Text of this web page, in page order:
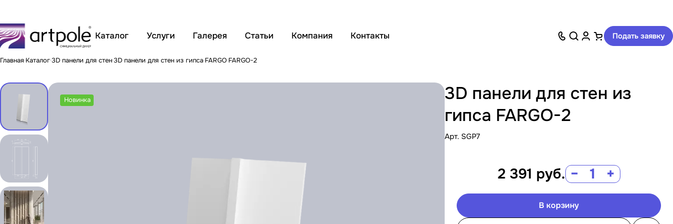
Каталог Услуги Галерея Статьи Компания Контакты Подать заявку
Главная Каталог3D панели для стен3D панели для стен из гипса FARGO FARGO-2
Новинка
3D панели для стен из
гипса FARGO-2
Арт. SGP7
2 391 руб. − +
В корзину